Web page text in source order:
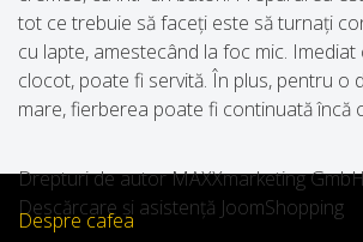
tot ce trebuie să faceți este să turnați
cu lapte, amestecând la foc mic.
clocot, poate fi servită. În plus, pentru o
mare, fierberea poate fi continuată încă
Drepturi de autor MAXXmarketing
Descărcare și asistență JoomShopping
Despre cafea